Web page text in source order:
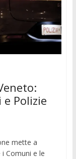
Polizie
mette a
Comuni e le